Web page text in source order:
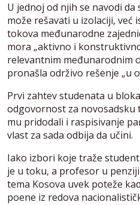
U jednoj od njih se navodi da
može rešavati u izolaciji,
tokova međunarodne
mora „aktivno i
relevantnim međunarodnim
pronašla održivo rešenje „u
Prvi zahtev studenata u
odgovornost za novosadsku
mu pridodali i raspisivanje
vlast za sada odbija da učini.
Iako izbori koje traže
je u toku, a profesor u
tema Kosova uvek poteže
poene iz redova